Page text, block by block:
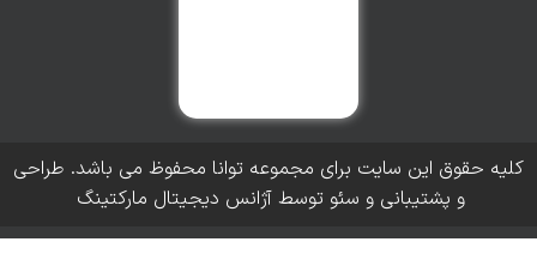
کلیه حقوق این سایت برای مجموعه توانا محفوظ می باشد. طراحی
و پشتیبانی و سئو توسط آژانس دیجیتال مارکتینگ